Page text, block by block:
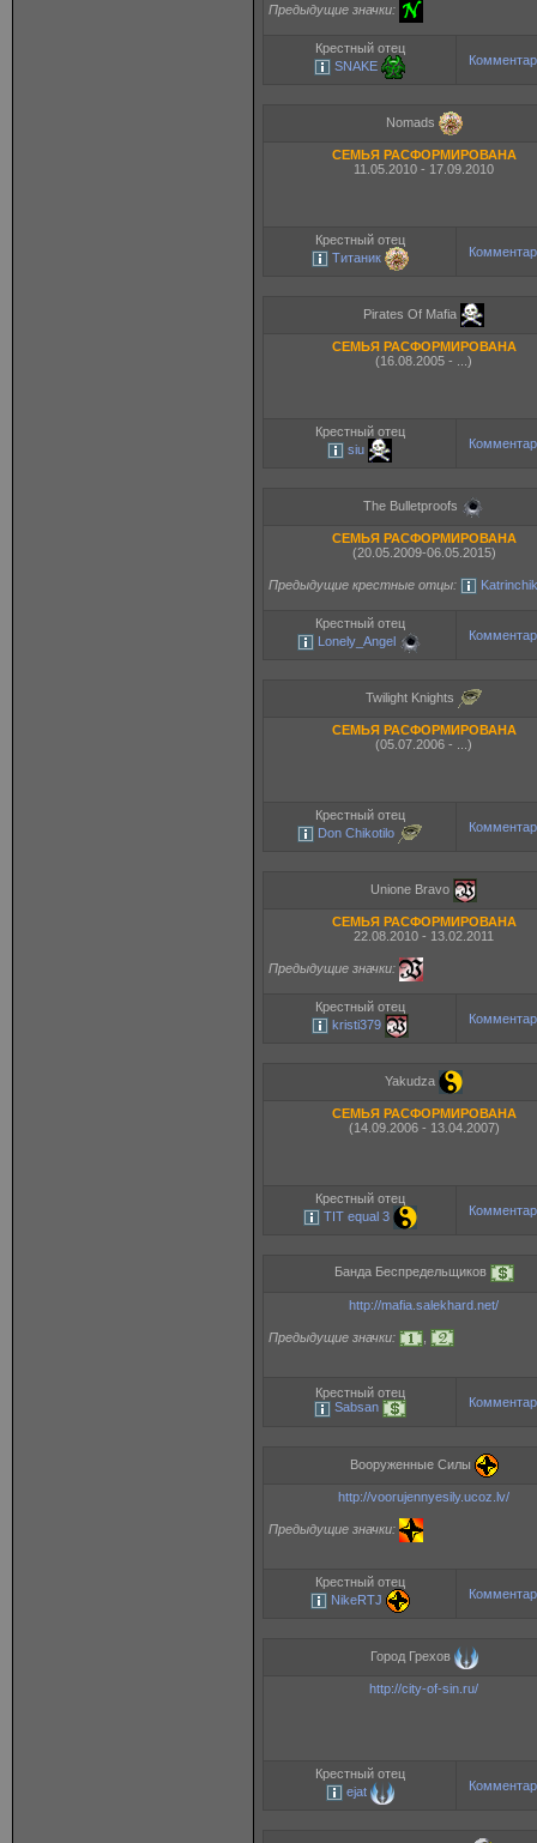
Предыдущие значки:
Крестный отец
SNAKE
Nomads
СЕМЬЯ РАСФОРМИРОВАНА
11.05.2010 - 17.09.2010
Крестный отец
Титаник
Pirates Of Mafia
СЕМЬЯ РАСФОРМИРОВАНА
(16.08.2005 - ...)
Крестный отец
siu
The Bulletproofs
СЕМЬЯ РАСФОРМИРОВАНА
(20.05.2009-06.05.2015)
Предыдущие крестные отцы: Katrinchik
Крестный отец
Lonely_Angel
Twilight Knights
СЕМЬЯ РАСФОРМИРОВАНА
(05.07.2006 - ...)
Крестный отец
Don Chikotilo
Unione Bravo
СЕМЬЯ РАСФОРМИРОВАНА
22.08.2010 - 13.02.2011
Предыдущие значки:
Крестный отец
kristi379
Yakudza
СЕМЬЯ РАСФОРМИРОВАНА
(14.09.2006 - 13.04.2007)
Крестный отец
TIT equal 3
Банда Беспредельщиков
http://mafia.salekhard.net/
Предыдущие значки:
Крестный отец
Sabsan
Вооруженные Силы
http://voorujennyesily.ucoz.lv/
Предыдущие значки:
Крестный отец
NikeRTJ
Город Грехов
http://city-of-sin.ru/
Крестный отец
ejat